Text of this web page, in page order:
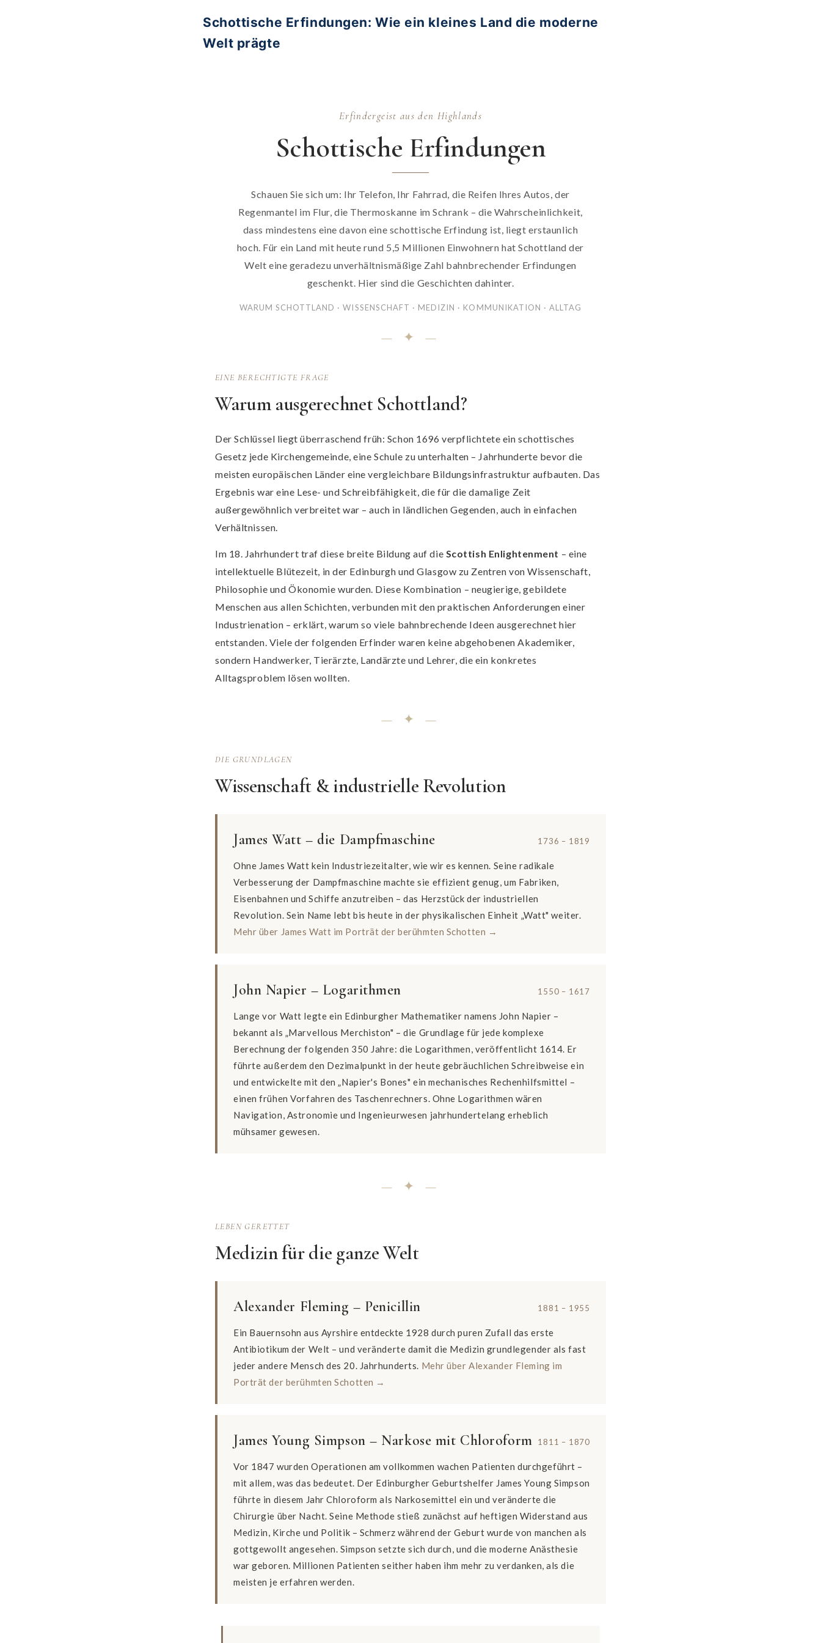
Schottische Erfindungen: Wie ein kleines Land die moderne
Welt prägte
Erfindergeist aus den Highlands
Schottische Erfindungen
Schauen Sie sich um: Ihr Telefon, Ihr Fahrrad, die Reifen Ihres Autos, der
Regenmantel im Flur, die Thermoskanne im Schrank – die Wahrscheinlichkeit,
dass mindestens eine davon eine schottische Erfindung ist, liegt erstaunlich
hoch. Für ein Land mit heute rund 5,5 Millionen Einwohnern hat Schottland der
Welt eine geradezu unverhältnismäßige Zahl bahnbrechender Erfindungen
geschenkt. Hier sind die Geschichten dahinter.
WARUM SCHOTTLAND · WISSENSCHAFT · MEDIZIN · KOMMUNIKATION · ALLTAG
— ✦ —
EINE BERECHTIGTE FRAGE
Warum ausgerechnet Schottland?
Der Schlüssel liegt überraschend früh: Schon 1696 verpflichtete ein schottisches
Gesetz jede Kirchengemeinde, eine Schule zu unterhalten – Jahrhunderte bevor die
meisten europäischen Länder eine vergleichbare Bildungsinfrastruktur aufbauten. Das
Ergebnis war eine Lese- und Schreibfähigkeit, die für die damalige Zeit
außergewöhnlich verbreitet war – auch in ländlichen Gegenden, auch in einfachen
Verhältnissen.
Im 18. Jahrhundert traf diese breite Bildung auf die Scottish Enlightenment – eine
intellektuelle Blütezeit, in der Edinburgh und Glasgow zu Zentren von Wissenschaft,
Philosophie und Ökonomie wurden. Diese Kombination – neugierige, gebildete
Menschen aus allen Schichten, verbunden mit den praktischen Anforderungen einer
Industrienation – erklärt, warum so viele bahnbrechende Ideen ausgerechnet hier
entstanden. Viele der folgenden Erfinder waren keine abgehobenen Akademiker,
sondern Handwerker, Tierärzte, Landärzte und Lehrer, die ein konkretes
Alltagsproblem lösen wollten.
— ✦ —
DIE GRUNDLAGEN
Wissenschaft & industrielle Revolution
James Watt – die Dampfmaschine 1736 – 1819
Ohne James Watt kein Industriezeitalter, wie wir es kennen. Seine radikale
Verbesserung der Dampfmaschine machte sie effizient genug, um Fabriken,
Eisenbahnen und Schiffe anzutreiben – das Herzstück der industriellen
Revolution. Sein Name lebt bis heute in der physikalischen Einheit „Watt" weiter.
Mehr über James Watt im Porträt der berühmten Schotten →
John Napier – Logarithmen 1550 – 1617
Lange vor Watt legte ein Edinburgher Mathematiker namens John Napier –
bekannt als „Marvellous Merchiston" – die Grundlage für jede komplexe
Berechnung der folgenden 350 Jahre: die Logarithmen, veröffentlicht 1614. Er
führte außerdem den Dezimalpunkt in der heute gebräuchlichen Schreibweise ein
und entwickelte mit den „Napier's Bones" ein mechanisches Rechenhilfsmittel –
einen frühen Vorfahren des Taschenrechners. Ohne Logarithmen wären
Navigation, Astronomie und Ingenieurwesen jahrhundertelang erheblich
mühsamer gewesen.
— ✦ —
LEBEN GERETTET
Medizin für die ganze Welt
Alexander Fleming – Penicillin 1881 – 1955
Ein Bauernsohn aus Ayrshire entdeckte 1928 durch puren Zufall das erste
Antibiotikum der Welt – und veränderte damit die Medizin grundlegender als fast
jeder andere Mensch des 20. Jahrhunderts. Mehr über Alexander Fleming im
Porträt der berühmten Schotten →
James Young Simpson – Narkose mit Chloroform 1811 – 1870
Vor 1847 wurden Operationen am vollkommen wachen Patienten durchgeführt –
mit allem, was das bedeutet. Der Edinburgher Geburtshelfer James Young Simpson
führte in diesem Jahr Chloroform als Narkosemittel ein und veränderte die
Chirurgie über Nacht. Seine Methode stieß zunächst auf heftigen Widerstand aus
Medizin, Kirche und Politik – Schmerz während der Geburt wurde von manchen als
gottgewollt angesehen. Simpson setzte sich durch, und die moderne Anästhesie
war geboren. Millionen Patienten seither haben ihm mehr zu verdanken, als die
meisten je erfahren werden.